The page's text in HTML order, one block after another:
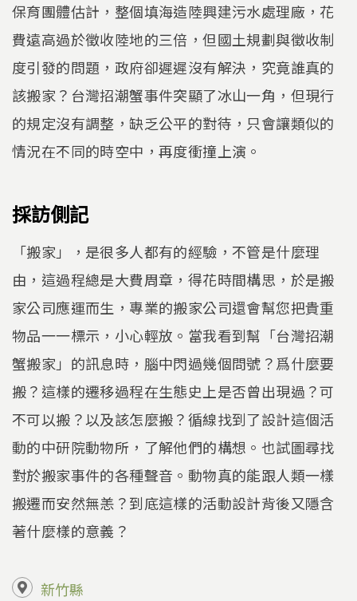
保育團體估計，整個填海造陸興建污水處理廠，花
費遠高過於徵收陸地的三倍，但國土規劃與徵收制
度引發的問題，政府卻遲遲沒有解決，究竟誰真的
該搬家？台灣招潮蟹事件突顯了冰山一角，但現行
的規定沒有調整，缺乏公平的對待，只會讓類似的
情況在不同的時空中，再度衝撞上演。
採訪側記
「搬家」，是很多人都有的經驗，不管是什麼理
由，這過程總是大費周章，得花時間構思，於是搬
家公司應運而生，專業的搬家公司還會幫您把貴重
物品一一標示，小心輕放。當我看到幫「台灣招潮
蟹搬家」的訊息時，腦中閃過幾個問號？爲什麼要
搬？這樣的遷移過程在生態史上是否曾出現過？可
不可以搬？以及該怎麼搬？循線找到了設計這個活
動的中研院動物所，了解他們的構想。也試圖尋找
對於搬家事件的各種聲音。動物真的能跟人類一樣
搬遷而安然無恙？到底這樣的活動設計背後又隱含
著什麼樣的意義？
新竹縣